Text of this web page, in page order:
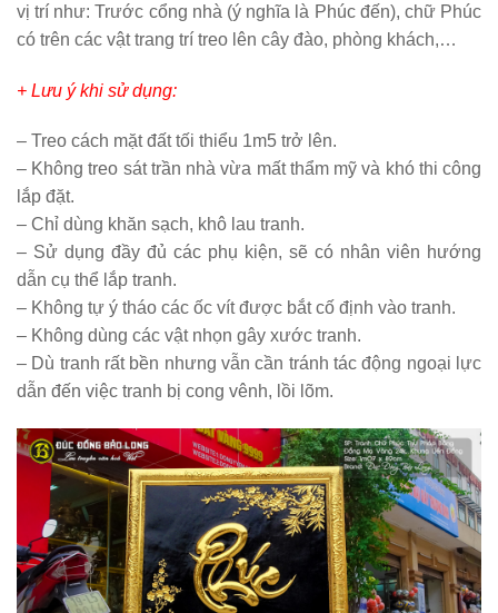
vị trí như: Trước cổng nhà (ý nghĩa là Phúc đến), chữ Phúc
có trên các vật trang trí treo lên cây đào, phòng khách,…
+ Lưu ý khi sử dụng:
– Treo cách mặt đất tối thiểu 1m5 trở lên.
– Không treo sát trần nhà vừa mất thẩm mỹ và khó thi công
lắp đặt.
– Chỉ dùng khăn sạch, khô lau tranh.
– Sử dụng đầy đủ các phụ kiện, sẽ có nhân viên hướng
dẫn cụ thể lắp tranh.
– Không tự ý tháo các ốc vít được bắt cố định vào tranh.
– Không dùng các vật nhọn gây xước tranh.
– Dù tranh rất bền nhưng vẫn cần tránh tác động ngoại lực
dẫn đến việc tranh bị cong vênh, lồi lõm.